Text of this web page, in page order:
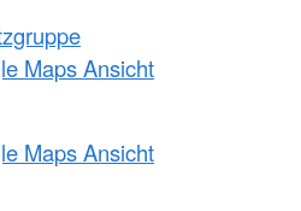
Maps Ansicht
Maps Ansicht